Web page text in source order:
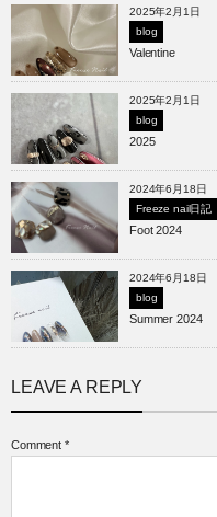
2025年2月1日
blog
Valentine
2025年2月1日
blog
2025
2024年6月18日
Freeze nail日記
Foot 2024
2024年6月18日
blog
Summer 2024
LEAVE A REPLY
Comment *